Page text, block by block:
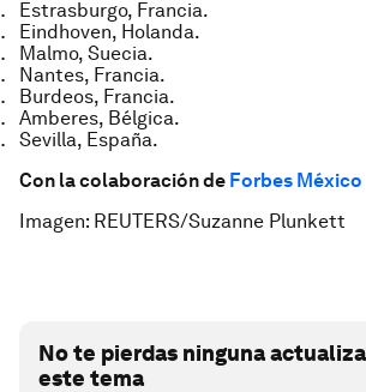
Estrasburgo, Francia.
Eindhoven, Holanda.
Malmo, Suecia.
Nantes, Francia.
Burdeos, Francia.
Amberes, Bélgica.
Sevilla, España.
Con la colaboración de Forbes México
Imagen: REUTERS/Suzanne Plunkett
No te pierdas ninguna
este tema